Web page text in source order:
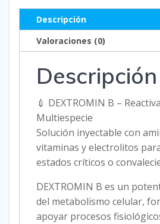
CAJA
AMINOACIDOS
VITAMINAS
ELECTROLITOS
DESTROSA
cantidad
Descripción
Valoraciones (0)
Descripción
💉 DEXTROMIN B –
Multiespecie
Solución inyectable con
vitaminas y electrolitos
estados críticos o
DEXTROMIN B es un
del metabolismo celular,
apoyar procesos